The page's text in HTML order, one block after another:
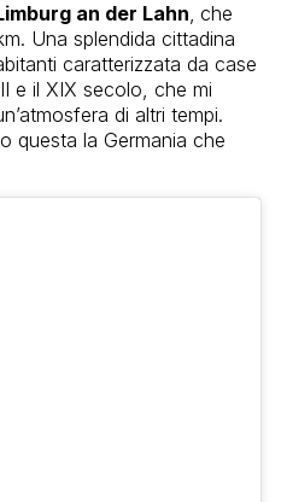
an der Lahn, che
Una splendida cittadina
caratterizzata da case
e il XIX secolo, che mi
di altri tempi.
questa la Germania che